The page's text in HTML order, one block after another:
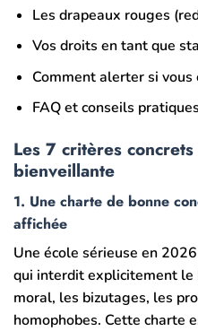
Les drapeaux rouges
Vos droits en tant que
Comment alerter si
FAQ et conseils pratiques
Les 7 critères
bienveillante
1. Une charte de bonne
affichée
Une école sérieuse en 2026
qui interdit explicitement
moral, les bizutages, les
homophobes. Cette charte